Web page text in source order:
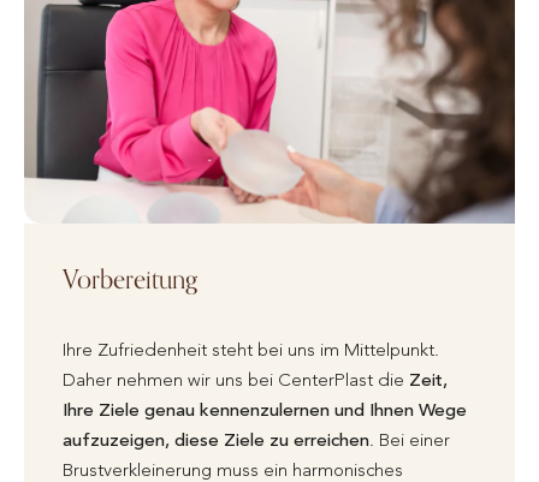
Vorbereitung
Ihre Zufriedenheit steht bei uns im Mittelpunkt.
Daher nehmen wir uns bei CenterPlast die Zeit,
Ihre Ziele genau kennenzulernen und Ihnen Wege
aufzuzeigen, diese Ziele zu erreichen. Bei einer
Brustverkleinerung muss ein harmonisches